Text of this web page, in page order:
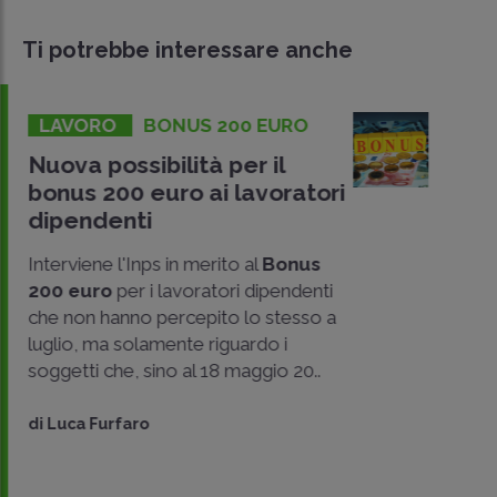
CONDIVIDI
SU
Ti potrebbe interessare anche
LAVORO BONUS 200 EURO
Nuova possibilità per il
bonus 200 euro ai lavoratori
dipendenti
Interviene l'Inps in merito alBonus
200 euro per i lavoratori dipendenti
che non hanno percepito lo stesso a
luglio, ma solamente riguardo i
soggetti che, sino al 18 maggio 20..
di Luca Furfaro